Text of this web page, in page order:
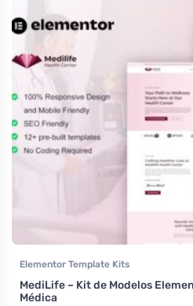
Elementor Template Kits
MediLife – Kit de Modelos
Médica